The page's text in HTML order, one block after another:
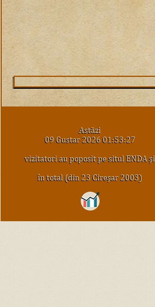
Astăzi
09 Gustar 2026 01:53:27
vizitatori au poposit pe situl ENDA şi
în total (din 23 Cireşar 2003)